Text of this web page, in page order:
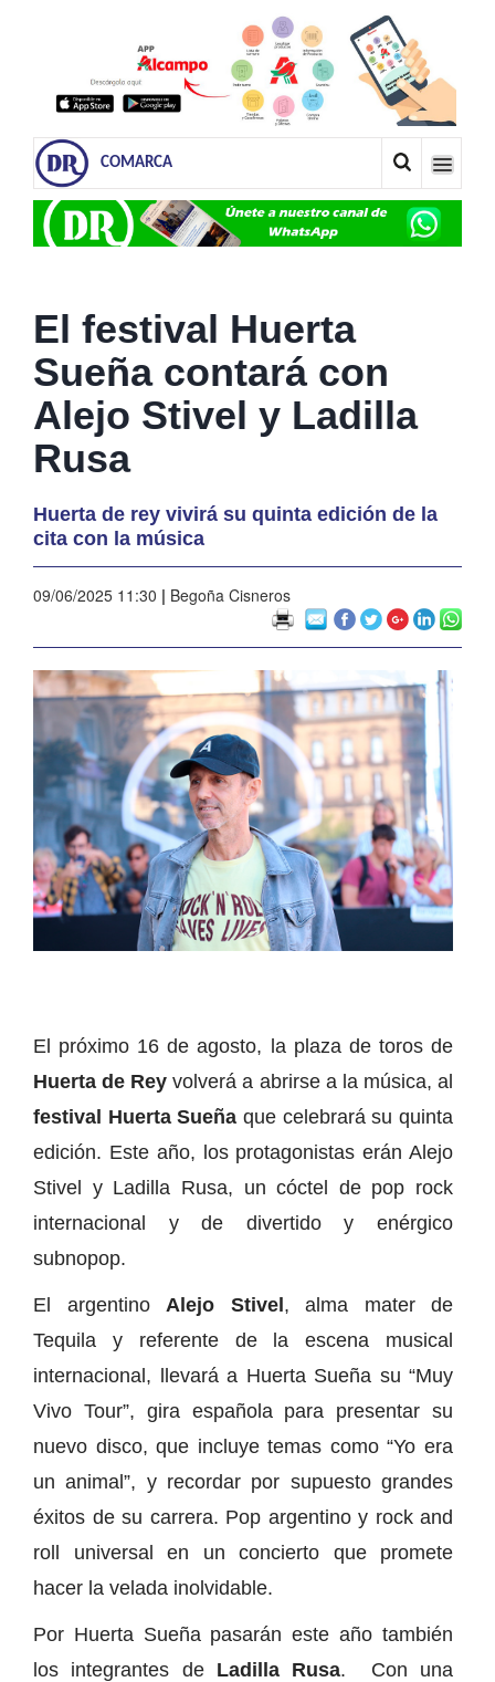
COMARCA
El festival Huerta
Sueña contará con
Alejo Stivel y Ladilla
Rusa
Huerta de rey vivirá su quinta edición de la
cita con la música
09/06/2025 11:30 | Begoña Cisneros
El próximo 16 de agosto, la plaza de toros de
Huerta de Rey volverá a abrirse a la música, al
festival Huerta Sueña que celebrará su quinta
edición. Este año, los protagonistas erán Alejo
Stivel y Ladilla Rusa, un cóctel de pop rock
internacional y de divertido y enérgico
subnopop.
El argentino Alejo Stivel, alma mater de
Tequila y referente de la escena musical
internacional, llevará a Huerta Sueña su “Muy
Vivo Tour”, gira española para presentar su
nuevo disco, que incluye temas como “Yo era
un animal”, y recordar por supuesto grandes
éxitos de su carrera. Pop argentino y rock and
roll universal en un concierto que promete
hacer la velada inolvidable.
Por Huerta Sueña pasarán este año también
los integrantes deLadilla Rusa. Con una